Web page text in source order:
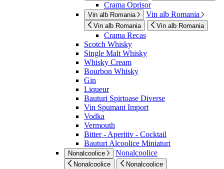
Crama Oprisor
Vin alb Romania Vin alb Romania
Vin alb Romania Vin alb Romania
Crama Recas
Scotch Whisky
Single Malt Whisky
Whisky Cream
Bourbon Whisky
Gin
Liqueur
Bauturi Spirtoase Diverse
Vin Spumant Import
Vodka
Vermouth
Bitter - Aperitiv - Cocktail
Bauturi Alcoolice Miniaturi
Nonalcoolice Nonalcoolice
Nonalcoolice Nonalcoolice